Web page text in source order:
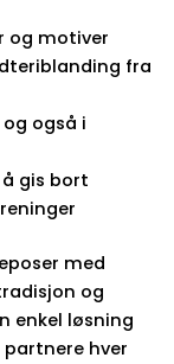
og motiver
fra
og også i
gis bort
med
og
enkel løsning
hver